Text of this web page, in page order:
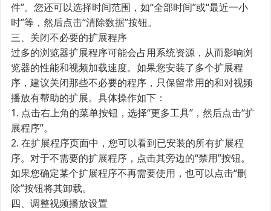
件”。您还可以选择时间范围，如“全部时间”或“最近一小
时”等，然后点击“清除数据”按钮。
三、关闭不必要的扩展程序
过多的浏览器扩展程序可能会占用系统资源，从而影响浏
览器的性能和视频加载速度。如果您安装了多个扩展程
序，建议关闭那些不必要的程序，只保留常用的和对视频
播放有帮助的扩展。具体操作如下：
1. 点击右上角的菜单按钮，选择“更多工具”，然后点击“扩
展程序”。
2. 在扩展程序页面中，您可以看到已安装的所有扩展程
序。对于不需要的扩展程序，点击其旁边的“禁用”按钮。
如果您确定某个扩展程序不再需要使用，也可以点击“删
除”按钮将其卸载。
四、调整视频播放设置